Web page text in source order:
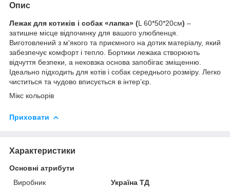
Опис
Лежак для котиків і собак «лапка» (L 60*50*20cм) –
затишне місце відпочинку для вашого улюбленця.
Виготовлений з м'якого та приємного на дотик матеріалу, який
забезпечує комфорт і тепло. Бортики лежака створюють
відчуття безпеки, а нековзка основа запобігає зміщенню.
Ідеально підходить для котів і собак середнього розміру. Легко
чиститься та чудово вписується в інтер’єр.
Мікс кольорів
Приховати
Характеристики
Основні атрибути
Виробник
Україна ТД